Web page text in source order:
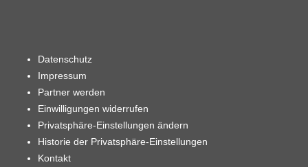
Datenschutz
Impressum
Partner werden
Einwilligungen widerrufen
Privatsphäre-Einstellungen ändern
Historie der Privatsphäre-Einstellungen
Kontakt